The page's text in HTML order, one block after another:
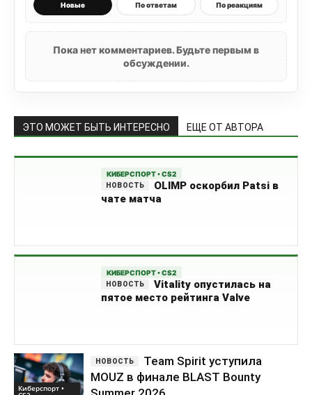
Новые По ответам По реакциям
Пока нет комментариев. Будьте первым в
обсуждении.
ЭТО МОЖЕТ БЫТЬ ИНТЕРЕСНО ЕЩЕ ОТ АВТОРА
КИБЕРСПОРТ • CS2
OLIMP оскорбил Patsi в
чате матча
КИБЕРСПОРТ • CS2
Vitality опустилась на
пятое место рейтинга Valve
Киберспорт •
Team Spirit уступила
MOUZ в финале BLAST Bounty